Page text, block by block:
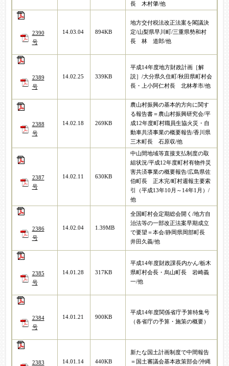
長 木村肇/他
2390
号
14.03.04 894KB
地方交付税法改正法案を閣議決
定/山梨県早川町/三重県勢和村
長 林 道郎/他
2389
号
14.02.25 339KB
平成14年度地方財政計画［解
説］/大分県久住町/秋田県町村会
長・上小阿仁村長 北林孝市/他
2388
号
14.02.18 269KB
農山村振興の基本的方向に関す
る報告書＝農山村振興研究会/平
成12年度町村職員生協火災・自
動車共済事業の概要報告/香川県
三木町長 石原収/他
2387
号
14.02.11 630KB
中山間地域等直接支払制度の取
組状況/平成12年度町村有物件災
害共済事業の概要報告/広島県佐
伯町長 正木完/町村週報主要索
引（平成13年10月～14年1月）/
他
2386
号
14.02.04 1.39MB
全国町村会定期総会開く/地方自
治法等の一部改正法案早期成立
で要望＝本会/静岡県岡部町長
井田久義/他
2385
号
14.01.28 317KB
平成14年度財政課長内かん/栃木
県町村会長・烏山町長 岩崎義
一/他
2384
号
14.01.21 900KB
平成14年度関係省庁予算特集号
（各省庁の予算・施策の概要）
2383
14.01.14 440KB
新たな国土計画制度で中間報告
＝国土審議会基本政策部会/沖縄